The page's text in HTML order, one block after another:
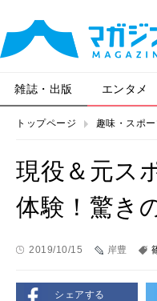
雑誌・出版 エンタメ
トップページ 趣味・スポー
現役＆元ス
体験！驚き
2019/10/15 岸豊
シェアする